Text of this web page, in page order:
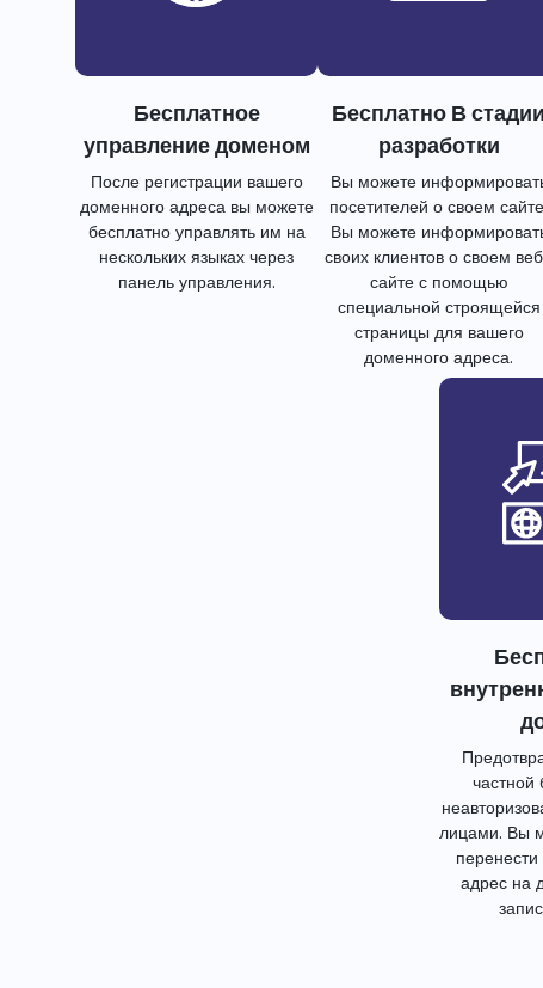
Бесплатное
управление доменом
После регистрации вашего
доменного адреса вы можете
бесплатно управлять им на
нескольких языках через
панель управления.
Бесплатно В стадии
разработки
Вы можете
посетителей о своем
Вы можете
своих клиентов о своем
сайте с помощью
специальной строящейся
страницы для вашего
доменного адреса.
частной
лицами. Вы
адрес на